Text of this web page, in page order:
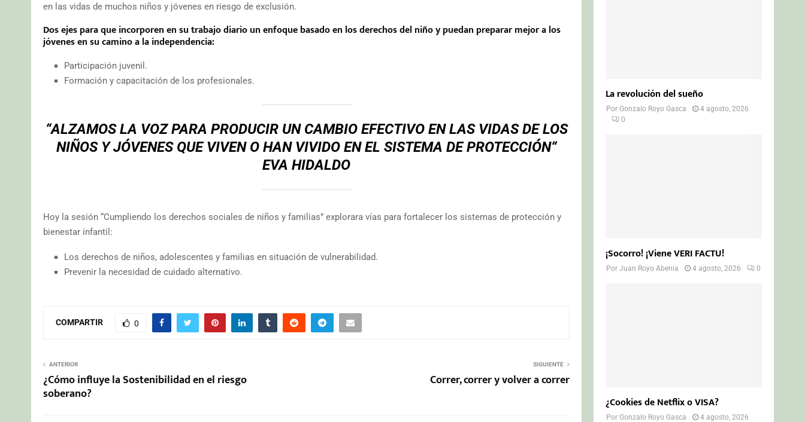
en las vidas de muchos niños y jóvenes en riesgo de exclusión.
Dos ejes para que incorporen en su trabajo diario un enfoque basado en los derechos del niño y puedan preparar mejor a los
jóvenes en su camino a la independencia:
Participación juvenil.
Formación y capacitación de los profesionales.
“ALZAMOS LA VOZ PARA PRODUCIR UN CAMBIO EFECTIVO EN LAS VIDAS DE LOS
NIÑOS Y JÓVENES QUE VIVEN O HAN VIVIDO EN EL SISTEMA DE PROTECCIÓN“
EVA HIDALDO
Hoy la sesión “Cumpliendo los derechos sociales de niños y familias” explorara vías para fortalecer los sistemas de protección y
bienestar infantil:
Los derechos de niños, adolescentes y familias en situación de vulnerabilidad.
Prevenir la necesidad de cuidado alternativo.
COMPARTIR 0
ANTERIOR
¿Cómo influye la Sostenibilidad en el riesgo
soberano?
SIGUIENTE
Correr, correr y volver a correr
La revolución del sueño
PorGonzalo Royo Gasca
4 agosto, 2026
0
¡Socorro! ¡Viene VERI FACTU!
PorJuan Royo Abenia 4 agosto, 2026 0
¿Cookies de Netflix o VISA?
PorGonzalo Royo Gasca
4 agosto, 2026